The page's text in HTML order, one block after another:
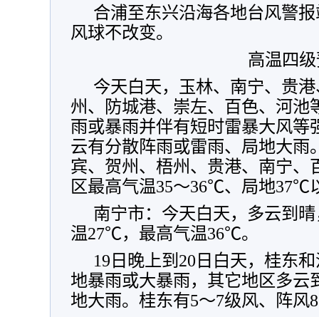
合浦至东兴沿海各地台风警
风球不改变。
高温四
今天白天，玉林、南宁、贵
州、防城港、崇左、百色、河池
雨或暴雨并伴有短时雷暴大风等
云有分散阵雨或雷雨、局地大雨
宾、贺州、梧州、贵港、南宁、
区最高气温35～36℃、局地37℃
南宁市：今天白天，多云到
温27℃，最高气温36℃。
19日晚上到20日白天，桂东
地暴雨或大暴雨，其它地区多云
地大雨。桂东有5～7级风、阵风